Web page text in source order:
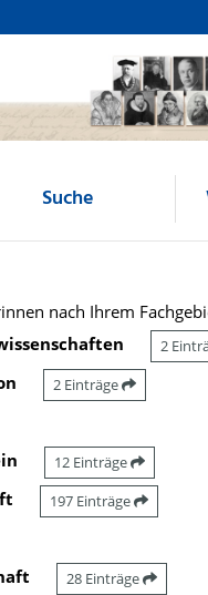
Suche
nach Ihrem
2
2 Einträge
12 Einträge
197 Einträge
28 Einträge